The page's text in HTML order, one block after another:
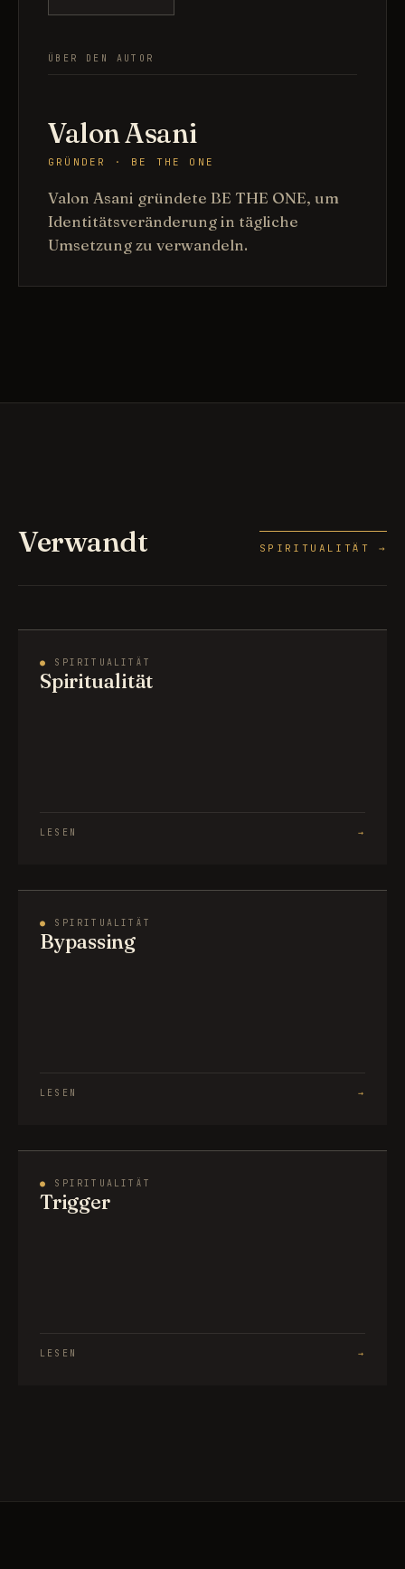
ÜBER DEN AUTOR
Valon Asani
GRÜNDER · BE THE ONE
Valon Asani gründete BE THE ONE, um
Identitätsveränderung in tägliche
Umsetzung zu verwandeln.
Verwandt SPIRITUALITÄT →
● SPIRITUALITÄT
Spiritualität
LESEN →
● SPIRITUALITÄT
Bypassing
LESEN →
● SPIRITUALITÄT
Trigger
LESEN →